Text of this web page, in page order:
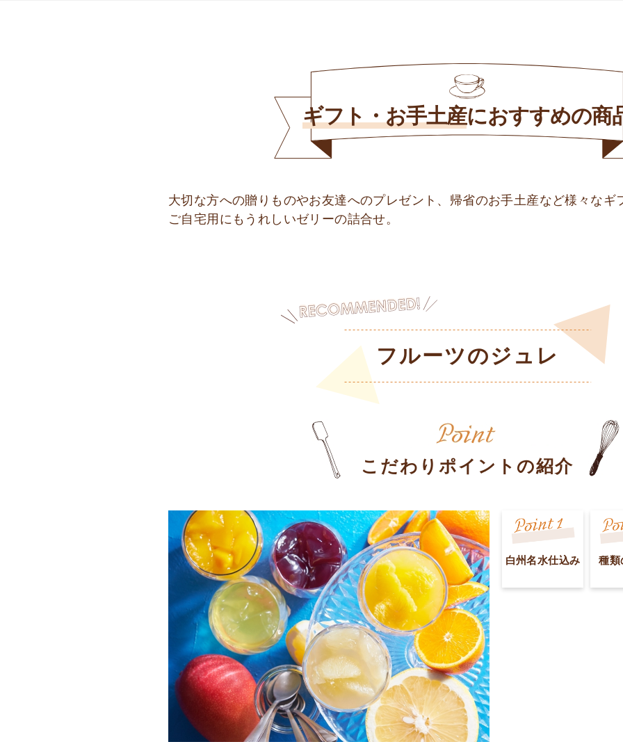
ギフト・お手土産におすすめの商
大切な方への贈りものやお友達へのプレゼント、帰省のお手土産など様々なギ
ご自宅用にもうれしいゼリーの詰合せ。
フルーツのジュレ
こだわりポイントの紹介
白州名水仕込み 種類